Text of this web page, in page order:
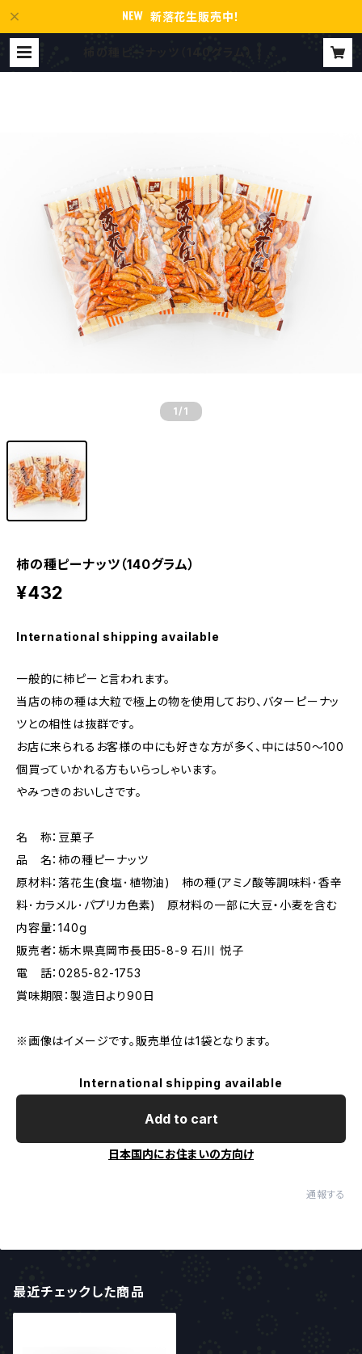
新落花生販売中！
1 /1
柿の種ピーナッツ（140グラム）
¥432
International shipping available
一般的に柿ピーと言われます。
当店の柿の種は大粒で極上の物を使用しており、バターピーナッ
ツとの相性は抜群です。
お店に来られるお客様の中にも好きな方が多く、中には50～100
個買っていかれる方もいらっしゃいます。
やみつきのおいしさです。
名 称：豆菓子
品 名：柿の種ピーナッツ
原材料：落花生(食塩･植物油) 柿の種(アミノ酸等調味料･香辛
料･カラメル･パプリカ色素) 原材料の一部に大豆・小麦を含む
内容量：140g
販売者：栃木県真岡市長田5-8-9 石川 悦子
電 話：0285-82-1753
賞味期限：製造日より90日
※画像はイメージです。販売単位は1袋となります。
International shipping available
Add to cart
日本国内にお住まいの方向け
通報する
最近チェックした商品